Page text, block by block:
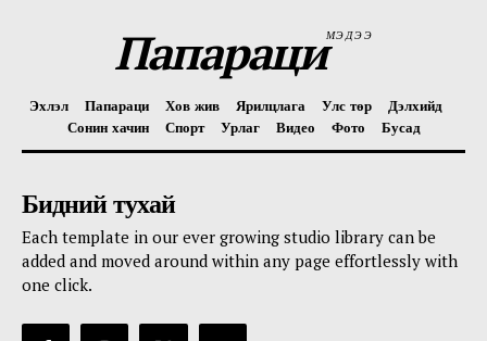
ПапарациМЭДЭЭ
Эхлэл Папараци Хов жив Ярилцлага Улс төр
Дэлхийд
Сонин хачин
Спорт Урлаг Видео Фото Бусад
Бидний тухай
Each template in our ever growing studio library can be
added and moved around within any page effortlessly with
one click.